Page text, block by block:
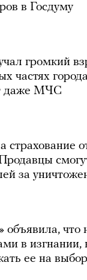
в Госдуму
громкий
частях
даже МЧС
страхование
за
объявила, что
в изгнании,
ее на